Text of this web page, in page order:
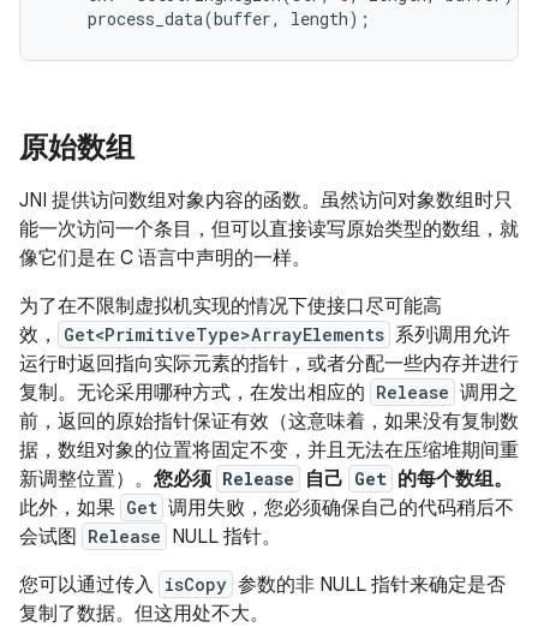
process_data(buffer, length);
原始数组
JNI 提供访问数组对象内容的函数。虽然访问对象数组时只
能一次访问一个条目，但可以直接读写原始类型的数组，就
像它们是在 C 语言中声明的一样。
为了在不限制虚拟机实现的情况下使接口尽可能高
效，
Get<PrimitiveType>ArrayElements 系列调用允许
运行时返回指向实际元素的指针，或者分配一些内存并进行
复制。无论采用哪种方式，在发出相应的 Release 调用之
前，返回的原始指针保证有效（这意味着，如果没有复制数
据，数组对象的位置将固定不变，并且无法在压缩堆期间重
新调整位置）。 您必须 Release 自己 Get 的每个数组。
此外，如果 Get 调用失败，您必须确保自己的代码稍后不
会试图
Release NULL 指针。
您可以通过传入 isCopy 参数的非 NULL 指针来确定是否
复制了数据。但这用处不大。